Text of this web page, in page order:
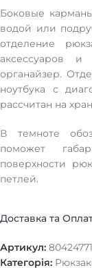
Боковые
водой или
отделение
аксессуаров и
органайзер.
ноутбука с
рассчитан на
В темноте
поможет
поверхности
петлей.
Доставка та
Артикул:
Категорія: